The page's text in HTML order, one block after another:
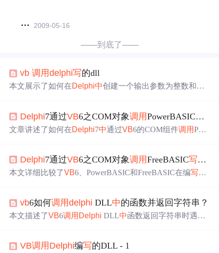
2009-05-16
——到底了——
vb 调用delphi写的dll
本文展示了如何在Delphi中创建一个输出参数为整数和字
Delphi7通过VB6之COM对象调用PowerBASIC写
文章讲述了如何在Delphi7中通过VB6的COM组件调用Pow
输和校验。
Delphi7通过VB6之COM对象调用FreeBASIC写的
本文详细比较了VB6、PowerBASIC和FreeBASIC在编写Ac
度处理上的不同方法。,
vb6如何调用delphi DLL中的函数并返回字符串？
本文描述了VB6调用 Delphi DLL中函数返回字符串时遇到
使用Pres参数返回字符串的解决方案。
VB调用 Delphi编写的DLL - 1